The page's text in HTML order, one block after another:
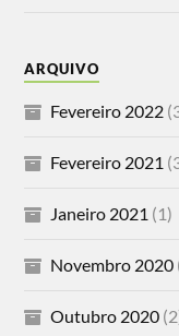
ARQUIVO
Fevereiro 2022
Fevereiro 2021
Janeiro 2021 (1)
Novembro 2020
Outubro 2020